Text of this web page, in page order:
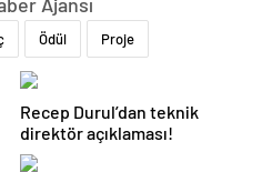
Ödül Proje
Recep Durul’dan teknik
direktör açıklaması!